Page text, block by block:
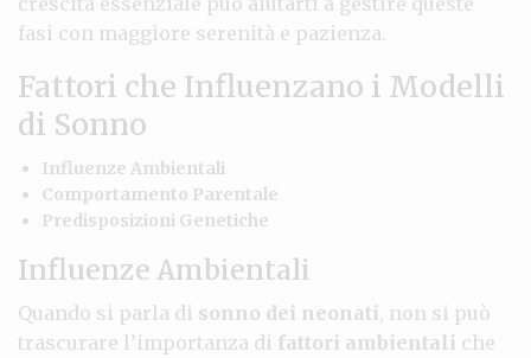
fasi con maggiore serenità e pazienza.
Fattori che Influenzano i Modelli
di Sonno
Influenze Ambientali
Comportamento Parentale
Predisposizioni Genetiche
Influenze Ambientali
Quando si parla di sonno dei neonati, non si può
trascurare l’importanza di fattori ambientali che